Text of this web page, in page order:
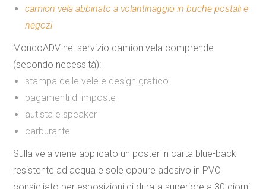
camion vela abbinato a volantinaggio in buche postali e
negozi
MondoADV nel servizio camion vela comprende
(secondo necessità):
stampa delle vele e design grafico
pagamenti di imposte
autista e speaker
carburante
Sulla vela viene applicato un poster in carta blue-back
resistente ad acqua e sole oppure adesivo in PVC